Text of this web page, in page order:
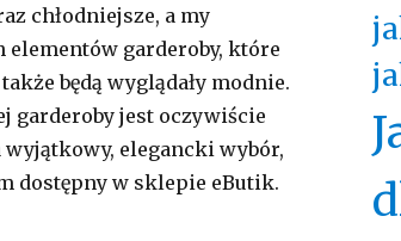
chłodniejsze, a my
elementów garderoby, które
będą wyglądały modnie.
garderoby jest oczywiście
wyjątkowy, elegancki wybór,
dostępny w sklepie eButik.